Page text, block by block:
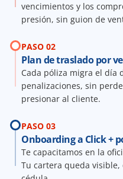
vencimientos y los
presión, sin guion de
PASO 02
Plan de traslado por
Cada póliza migra el día
penalizaciones, sin
presionar al cliente.
PASO 03
Onboarding a Click +
Te capacitamos en la
Tu cartera queda